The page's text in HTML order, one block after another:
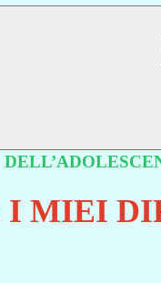
I MIEI